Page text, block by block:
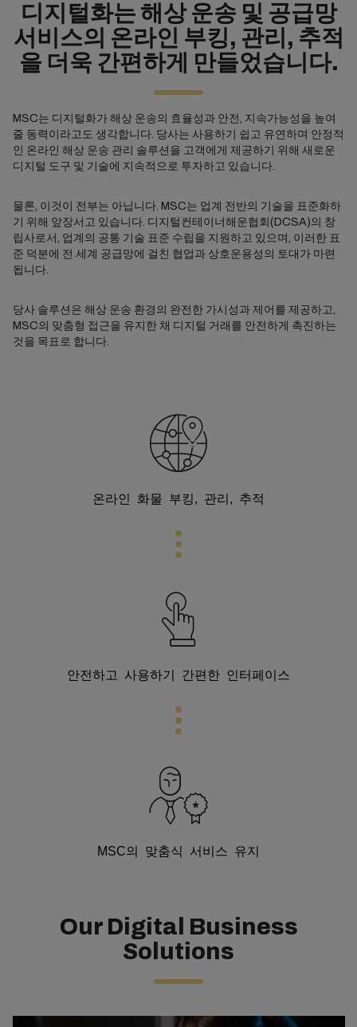
디지털화는 해상 운송 및 공급망
서비스의 온라인 부킹, 관리, 추적
을 더욱 간편하게 만들었습니다.
MSC는 디지털화가 해상 운송의 효율성과 안전, 지속가능성을 높여
줄 동력이라고도 생각합니다. 당사는 사용하기 쉽고 유연하며 안정적
인 온라인 해상 운송 관리 솔루션을 고객에게 제공하기 위해 새로운
디지털 도구 및 기술에 지속적으로 투자하고 있습니다.
물론, 이것이 전부는 아닙니다. MSC는 업계 전반의 기술을 표준화하
기 위해 앞장서고 있습니다. 디지털컨테이너해운협회(DCSA)의 창
립사로서, 업계의 공통 기술 표준 수립을 지원하고 있으며, 이러한 표
준 덕분에 전 세계 공급망에 걸친 협업과 상호운용성의 토대가 마련
됩니다.
당사 솔루션은 해상 운송 환경의 완전한 가시성과 제어를 제공하고,
MSC의 맞춤형 접근을 유지한 채 디지털 거래를 안전하게 촉진하는
것을 목표로 합니다.
온라인 화물 부킹, 관리, 추적
안전하고 사용하기 간편한 인터페이스
MSC의 맞춤식 서비스 유지
Our Digital Business
Solutions